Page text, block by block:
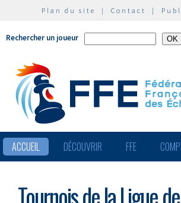
Plan du site | Contact |
Rechercher un joueur
ACCUEIL DÉCOUVRIR FFE
Tournois de la Ligue